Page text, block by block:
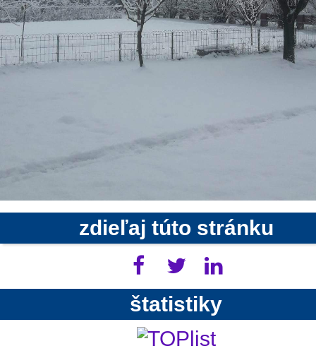
zdieľaj túto stránku
štatistiky